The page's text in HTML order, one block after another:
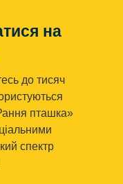
на
до тисяч
пташка»
спектр